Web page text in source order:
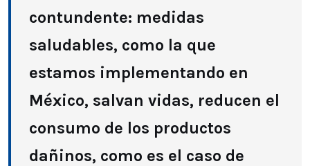
contundente: medidas
saludables, como la que
estamos implementando en
México, salvan vidas, reducen el
consumo de los productos
dañinos, como es el caso de